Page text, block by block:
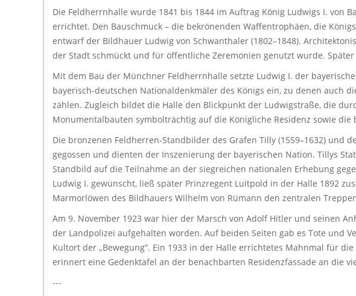
Die Feldherrnhalle wurde 1841 bis 1844 im Auftrag König Ludwigs I. von
errichtet. Den Bauschmuck – die bekrönenden Waffentrophäen, die
entwarf der Bildhauer Ludwig von Schwanthaler (1802–1848).
der Stadt schmückt und für öffentliche Zeremonien genutzt wurde.
Mit dem Bau der Münchner Feldherrnhalle setzte Ludwig I. der
bayerisch-deutschen Nationaldenkmäler des Königs ein, zu denen auch
zählen. Zugleich bildet die Halle den Blickpunkt der Ludwigstraße, die
Monumentalbauten symbolträchtig auf die Königliche Residenz sowie
Die bronzenen Feldherren-Standbilder des Grafen Tilly (1559–1632) und
gegossen und dienten der Inszenierung der bayerischen Nation. Tillys
Standbild auf die Teilnahme an der siegreichen nationalen Erhebung
Ludwig I. gewünscht, ließ später Prinzregent Luitpold in der Halle 1892
Marmorlöwen des Bildhauers Wilhelm von Rümann den zentralen
Am 9. November 1923 war hier der Marsch von Adolf Hitler und seinen
der Landpolizei aufgehalten worden. Auf beiden Seiten gab es Tote und
Kultort der „Bewegung“. Ein 1933 in der Halle errichtetes Mahnmal für
erinnert eine Gedenktafel an der benachbarten Residenzfassade an die
---